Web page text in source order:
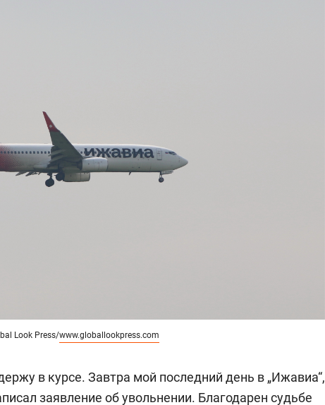
Look Press/www.globallookpress.com
в курсе. Завтра мой последний день в „Ижавиа“,
заявление об увольнении. Благодарен судьбе